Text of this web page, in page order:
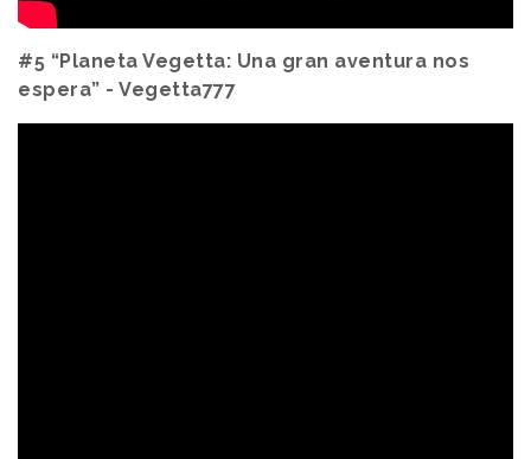
#5 “Planeta Vegetta: Una gran aventura nos
espera” - Vegetta777